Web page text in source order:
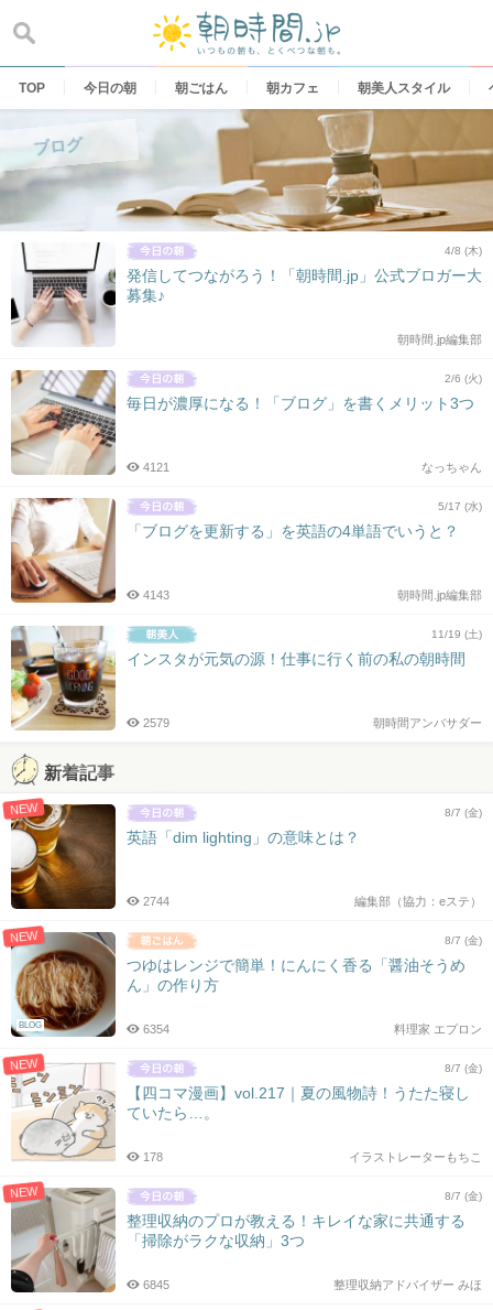
content
TOP 今日の朝 朝ごはん 朝カフェ 朝美人スタイル
ブログ
4/8 (木)
発信してつながろう！「朝時間.jp」公式ブロガー大
募集♪
朝時間.jp編集部
2/6 (火)
毎日が濃厚になる！「ブログ」を書くメリット3つ
なっちゃん
4121
5/17 (水)
「ブログを更新する」を英語の4単語でいうと？
朝時間.jp編集部
4143
11/19 (土)
インスタが元気の源！仕事に行く前の私の朝時間
朝時間アンバサダー
2579
新着記事
NEW 8/7 (金)
英語「dim lighting」の意味とは？
編集部（協力：eステ）
2744
NEW
BLOG
8/7 (金)
つゆはレンジで簡単！にんにく香る「醤油そうめ
ん」の作り方
料理家 エプロン
6354
NEW 8/7 (金)
【四コマ漫画】vol.217｜夏の風物詩！うたた寝し
ていたら…。
イラストレーターもちこ
178
NEW 8/7 (金)
整理収納のプロが教える！キレイな家に共通する
「掃除がラクな収納」3つ
整理収納アドバイザー みほ
6845